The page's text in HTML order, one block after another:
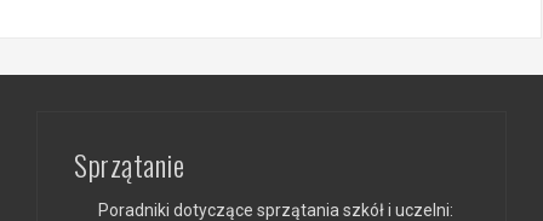
Sprzątanie
Poradniki dotyczące sprzątania szkół i uczelni: